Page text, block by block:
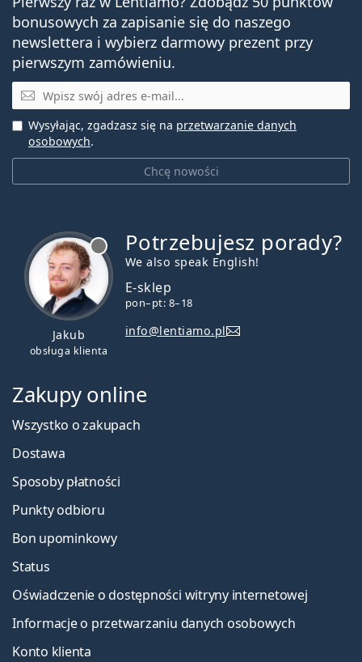
bonusowych za zapisanie się do naszego
newslettera i wybierz darmowy prezent przy
pierwszym zamówieniu.
E-mail
Chcę nowości
Wysyłając, zgadzasz się na przetwarzanie danych
osobowych.
Jakub
obsługa klienta
Potrzebujesz porady?
We also speak English!
E-sklep
pon–pt: 8–18
info@lentiamo.pl
Zakupy online
Wszystko o zakupach
Dostawa
Sposoby płatności
Punkty odbioru
Bon upominkowy
Status
Oświadczenie o dostępności witryny internetowej
Informacje o przetwarzaniu danych osobowych
Konto klienta